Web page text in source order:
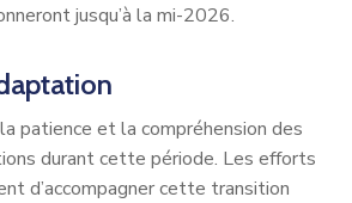
jusqu’à la mi-2026.
patience et la compréhension des
durant cette période. Les efforts
d’accompagner cette transition